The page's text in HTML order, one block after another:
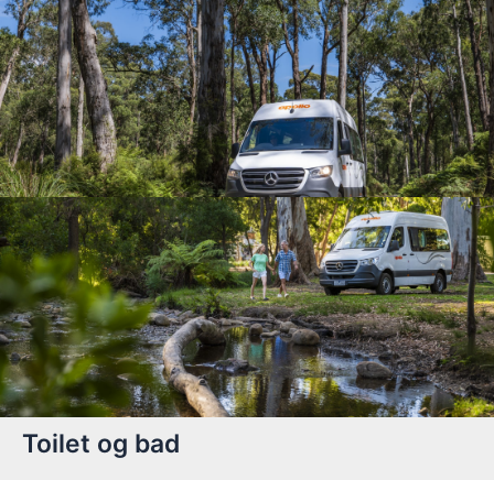
Toilet og bad